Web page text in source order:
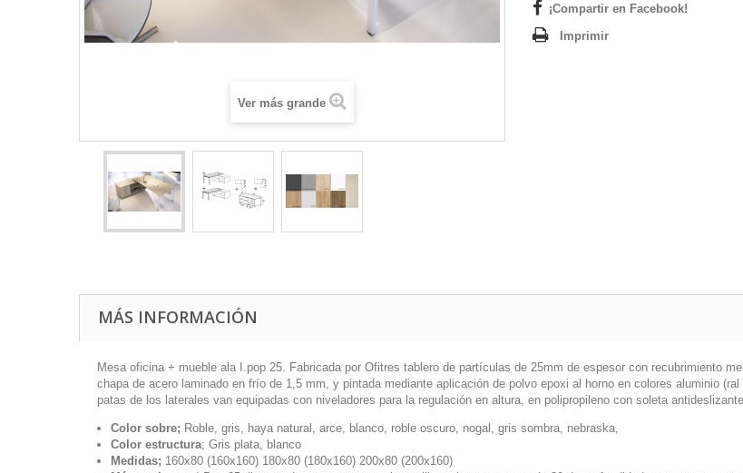
Ver más grande
¡Compartir en Facebook!
Imprimir
MÁS INFORMACIÓN
Mesa oficina + mueble ala I.pop 25. Fabricada por Ofitres tablero de partículas de 25mm de espesor con recubrimiento
chapa de acero laminado en frío de 1,5 mm, y pintada mediante aplicación de polvo epoxi al horno en colores aluminio
patas de los laterales van equipadas con niveladores para la regulación en altura, en polipropileno con soleta
Color sobre; Roble, gris, haya natural, arce, blanco, roble oscuro, nogal, gris sombra, nebraska,
Color estructura; Gris plata, blanco
Medidas; 160x80 (160x160) 180x80 (180x160) 200x80 (200x160)